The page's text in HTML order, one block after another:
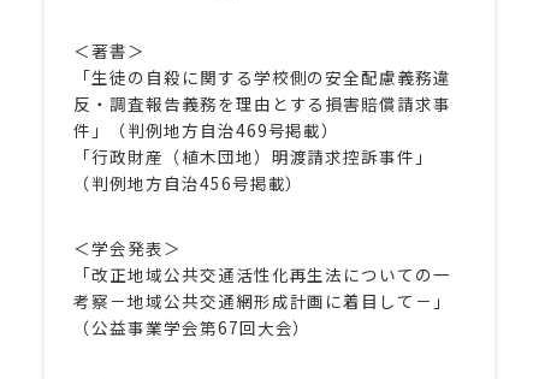
＜著書＞
「生徒の自殺に関する学校側の安全配慮義務違
反・調査報告義務を理由とする損害賠償請求事
件」（判例地方自治469号掲載）
「行政財産（植木団地）明渡請求控訴事件」
（判例地方自治456号掲載）
＜学会発表＞
「改正地域公共交通活性化再生法についての一
考察－地域公共交通網形成計画に着目して－」
（公益事業学会第67回大会）